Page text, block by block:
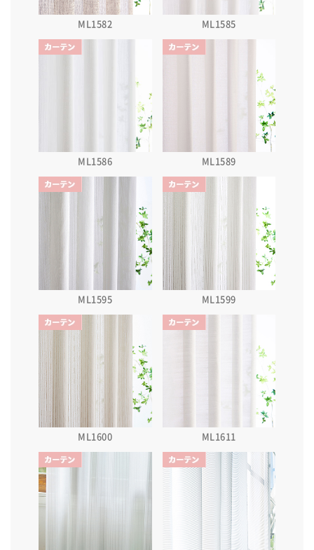
ML1582 ML1585
ML1586 ML1589
ML1595 ML1599
ML1600 ML1611